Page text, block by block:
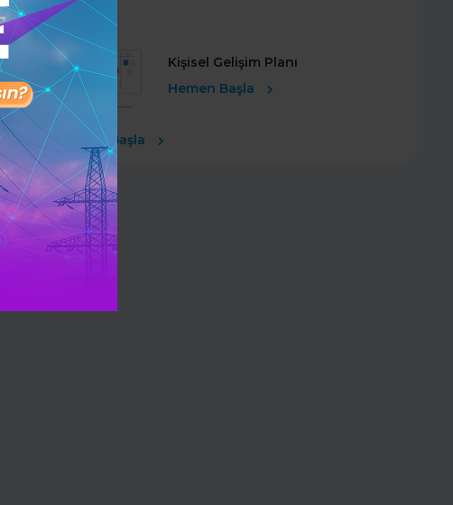
Kişisel Gelişim Planı
Hemen Başla
Ücretsiz Başla